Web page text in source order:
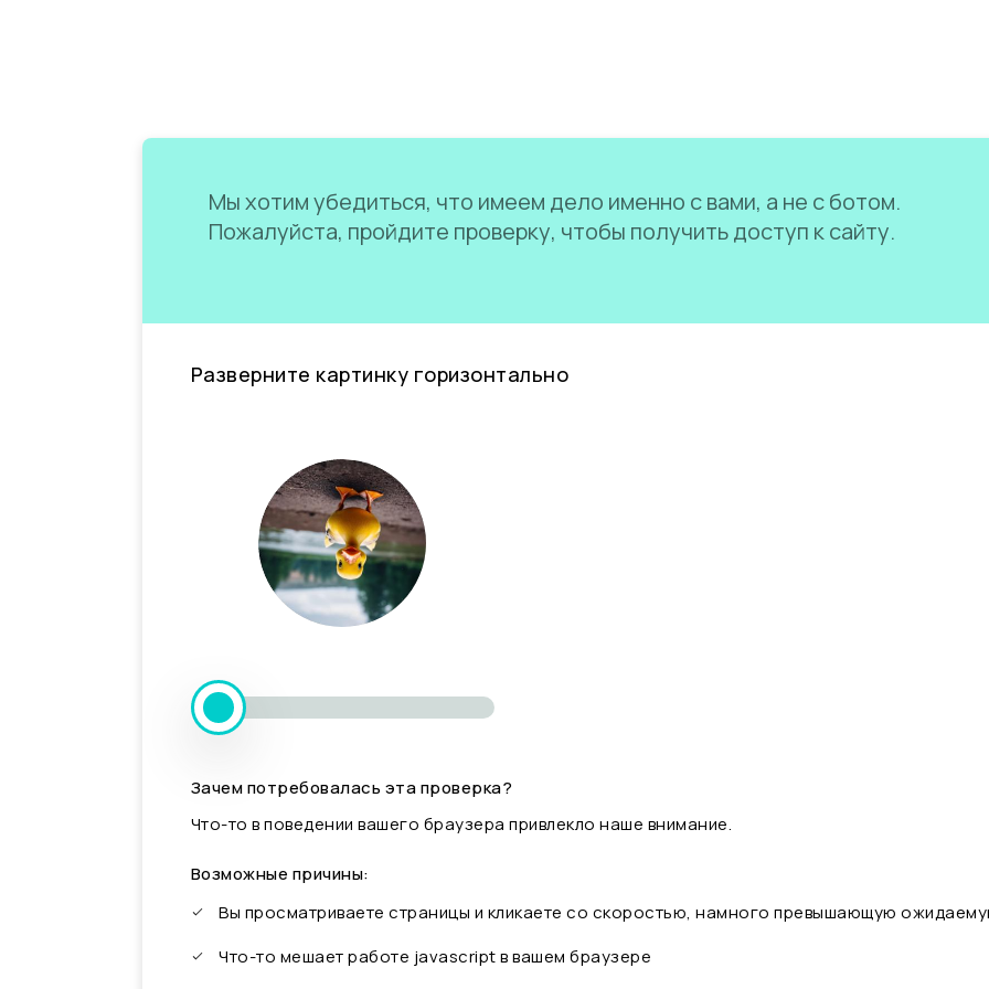
Мы хотим убедиться, что имеем дело именно с вами, а не с ботом.
Пожалуйста, пройдите проверку, чтобы получить доступ к сайту.
Разверните картинку горизонтально
Зачем потребовалась эта проверка?
Что-то в поведении вашего браузера привлекло наше внимание.
Возможные причины:
Вы просматриваете страницы и кликаете со скоростью, намного превышающую
Что-то мешает работе javascript в вашем браузере